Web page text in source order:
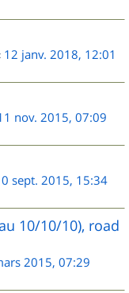
12 janv. 2018, 12:01
nov. 2015, 07:09
sept. 2015, 15:34
10/10/10), road
2015, 07:29